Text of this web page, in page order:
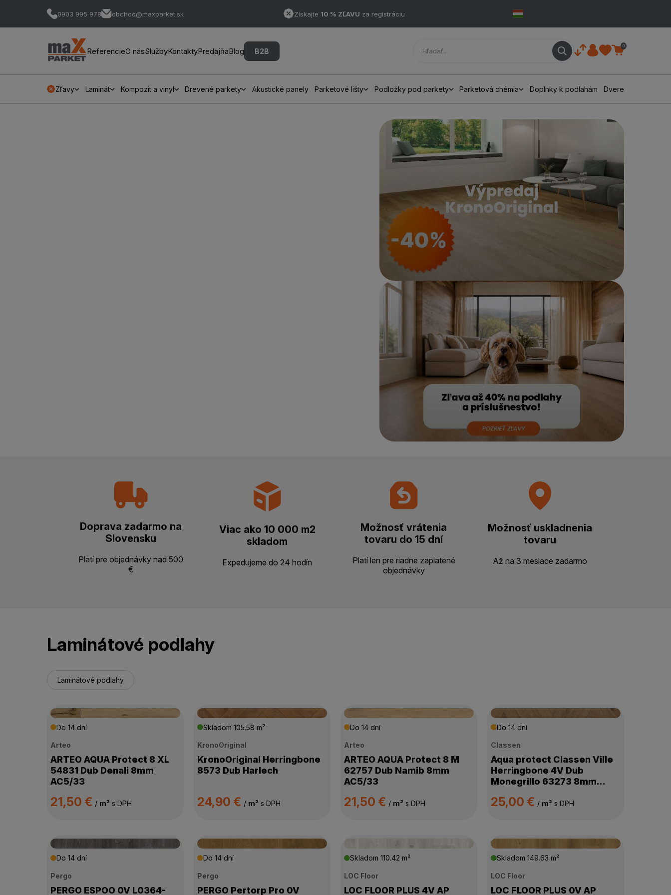
0903 995 978 obchod@maxparket.sk Získajte 10 % ZĽAVU za registráciu
ReferencieO násSlužbyKontaktyPredajňaBlog B2B
0
Zľavy Laminát Kompozit a vinyl Drevené parkety Akustické panely Parketové lišty Podložky pod parkety Parketová chémia Doplnky k podlahám Dvere
Doprava zadarmo na
Slovensku
Platí pre objednávky nad 500
€
Viac ako 10 000 m2
skladom
Expedujeme do 24 hodín
Možnosť vrátenia
tovaru do 15 dní
Platí len pre riadne zaplatené
objednávky
Možnosť uskladnenia
tovaru
Až na 3 mesiace zadarmo
Laminátové podlahy
Laminátové podlahy
Do 14 dní
Arteo
ARTEO AQUA Protect 8 XL
54831 Dub Denali 8mm
AC5/33
21,50 € / m² s DPH
Skladom105.58 m²
KronoOriginal
KronoOriginal Herringbone
8573 Dub Harlech
24,90 € / m² s DPH
Do 14 dní
Arteo
ARTEO AQUA Protect 8 M
62757 Dub Namib 8mm
AC5/33
21,50 € / m² s DPH
Do 14 dní
Classen
Aqua protect Classen Ville
Herringbone 4V Dub
Monegrillo 63273 8mm
25,00 € / m² s DPH
Do 14 dní
Pergo
PERGO ESPOO 0V L0364-
Do 14 dní
Pergo
PERGO Pertorp Pro 0V
Skladom 110.42 m²
LOC Floor
LOC FLOOR PLUS 4V AP
Skladom 149.63 m²
LOC Floor
LOC FLOOR PLUS 0V AP